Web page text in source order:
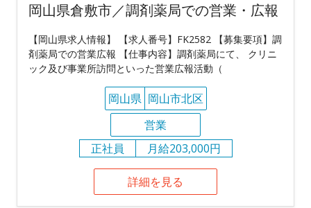
岡山県倉敷市／調剤薬局での営業・広報
【岡山県求人情報】 【求人番号】FK2582 【募集要項】調
剤薬局での営業広報 【仕事内容】調剤薬局にて、 クリニ
ック及び事業所訪問といった営業広報活動（
岡山県 岡山市北区
営業
正社員
月給203,000円
詳細を見る